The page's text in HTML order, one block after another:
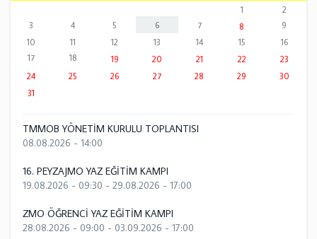
1
2
3
4 5 6 7 8
9
10
11 12 13 14 15
16
17
18 19 20 21 22
23
24
25 26 27 28 29
30
31
TMMOB YÖNETİM KURULU TOPLANTISI
08.08.2026 - 14:00
16. PEYZAJMO YAZ EĞİTİM KAMPI
19.08.2026 - 09:30 - 29.08.2026 - 17:00
ZMO ÖĞRENCİ YAZ EĞİTİM KAMPI
28.08.2026 - 09:00 - 03.09.2026 - 17:00